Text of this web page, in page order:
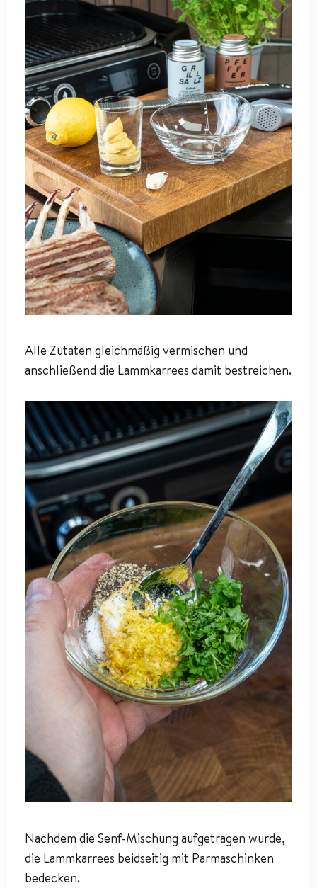
Alle Zutaten gleichmäßig vermischen und
anschließend die Lammkarrees damit bestreichen.
Nachdem die Senf-Mischung aufgetragen wurde,
die Lammkarrees beidseitig mit Parmaschinken
bedecken.